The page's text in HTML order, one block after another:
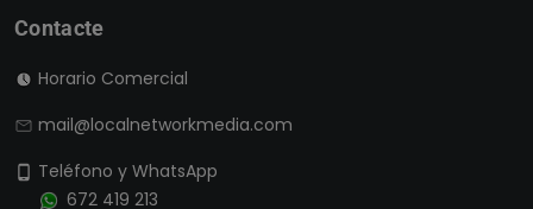
Contacte
Horario Comercial
mail@localnetworkmedia.com
Teléfono y WhatsApp
672 419 213